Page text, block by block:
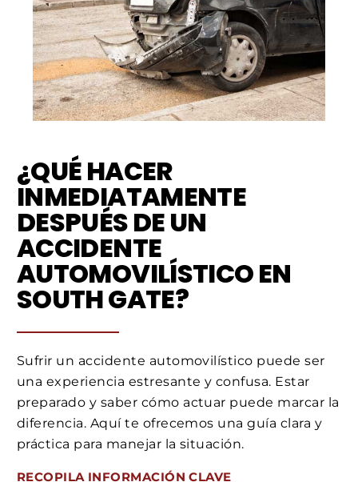
¿QUÉ HACER
INMEDIATAMENTE
DESPUÉS DE UN
ACCIDENTE
AUTOMOVILÍSTICO EN
SOUTH GATE?
Sufrir un accidente automovilístico puede ser
una experiencia estresante y confusa. Estar
preparado y saber cómo actuar puede marcar la
diferencia. Aquí te ofrecemos una guía clara y
práctica para manejar la situación.
RECOPILA INFORMACIÓN CLAVE